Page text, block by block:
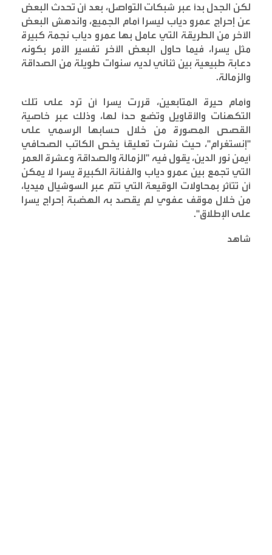
لكن الجدل بدأ عبر شبكات التواصل، بعد أن تحدث البعض
عن إحراج عمرو دياب ليسرا أمام الجميع، واندهش البعض
الآخر من الطريقة التي عامل بها عمرو دياب نجمة كبيرة
مثل يسرا، فيما حاول البعض الآخر تفسير الأمر بكونه
دعابة طبيعية بين ثنائي لديه سنوات طويلة من الصداقة
والزمالة.
وأمام حيرة المتابعين، قررت يسرا أن ترد على تلك
التكهنات والأقاويل وتضع حداً لها، وذلك عبر خاصية
القصص المصورة من خلال حسابها الرسمي على
"إنستغرام"، حيث نشرت تعليقاً يخص الكاتب الصحافي
أيمن نور الدين، يقول فيه "الزمالة والصداقة وعشرة العمر
التي تجمع بين عمرو دياب والفنانة الكبيرة يسرا لا يمكن
أن تتأثر بمحاولات الوقيعة التي تتم عبر السوشيال ميديا،
من خلال موقف عفوي لم يقصد به الهضبة إحراج يسرا
على الإطلاق".
شاهد